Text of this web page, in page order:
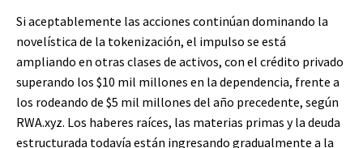
Si aceptablemente las acciones continúan dominando la
novelística de la tokenización, el impulso se está
ampliando en otras clases de activos, con el crédito privado
superando los $10 mil millones en la dependencia, frente a
los rodeando de $5 mil millones del año precedente, según
RWA.xyz. Los haberes raíces, las materias primas y la deuda
estructurada todavía están ingresando gradualmente a la